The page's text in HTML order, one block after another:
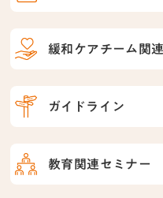
緩和ケアチーム関
ガイドライン
教育関連セミナー